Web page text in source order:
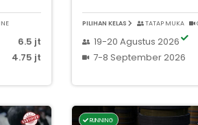
6.5 jt
4.75 jt
PILIHAN KELAS TATAP MUKA
19-20 Agustus 2026
7-8 September 2026
RUNNING